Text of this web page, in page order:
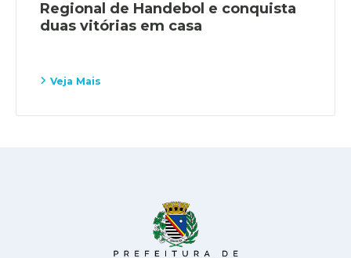
Regional de Handebol e conquista
duas vitórias em casa
Veja Mais